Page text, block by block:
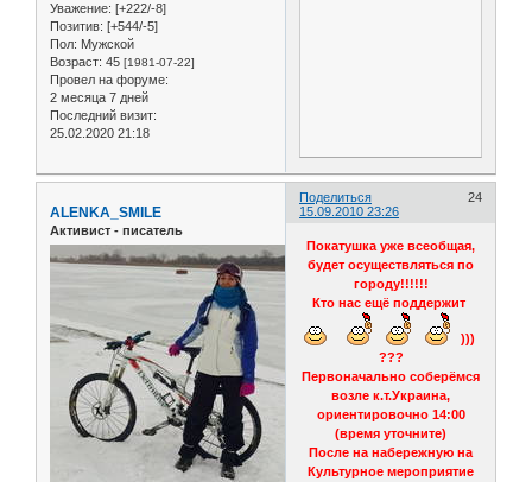
Уважение: [+222/-8]
Позитив: [+544/-5]
Пол: Мужской
Возраст: 45 [1981-07-22]
Провел на форуме:
2 месяца 7 дней
Последний визит:
25.02.2020 21:18
Поделиться
24
15.09.2010 23:26
ALENKA_SMILE
Активист - писатель
Покатушка уже всеобщая,
будет осуществляться по
городу!!!!!!
Кто нас ещё поддержит
)))
???
Первоначально соберёмся
возле к.т.Украина,
ориентировочно 14:00
(время уточните)
После на набережную на
Культурное мероприятие